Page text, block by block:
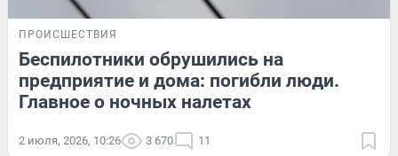
ПРОИСШЕСТВИЯ
Беспилотники обрушились на
предприятие и дома: погибли люди.
Главное о ночных налетах
2 июля, 2026, 10:26 3 670 11